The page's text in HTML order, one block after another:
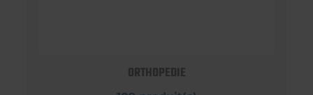
ORTHOPEDIE